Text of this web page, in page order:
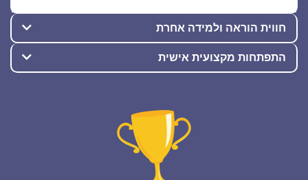
חווית הוראה ולמידה אחרת
התפתחות מקצועית אישית